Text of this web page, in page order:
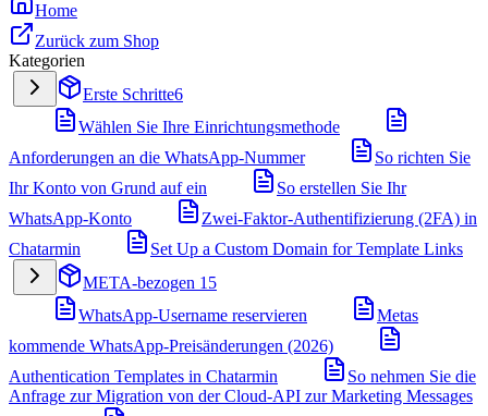
Home
Zurück zum Shop
Kategorien
Erste Schritte6
Wählen Sie Ihre Einrichtungsmethode
Anforderungen an die WhatsApp-Nummer
So richten Sie
Ihr Konto von Grund auf ein
So erstellen Sie Ihr
WhatsApp-Konto
Zwei-Faktor-Authentifizierung (2FA) in
Chatarmin
Set Up a Custom Domain for Template Links
META-bezogen 15
WhatsApp-Username reservieren
Metas
kommende WhatsApp-Preisänderungen (2026)
Authentication Templates in Chatarmin
So nehmen Sie die
Anfrage zur Migration von der Cloud-API zur Marketing Messages